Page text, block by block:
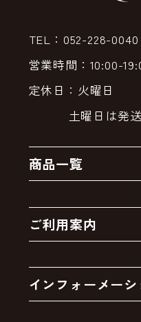
TEL：052-228-0040
営業時間：10:00-
定休日：火曜日
土曜日は発
商品一覧
クーポン
卸販売・大量注文
アウトレットセール
ご利用案内
お支払いについて
インフォーメーシ